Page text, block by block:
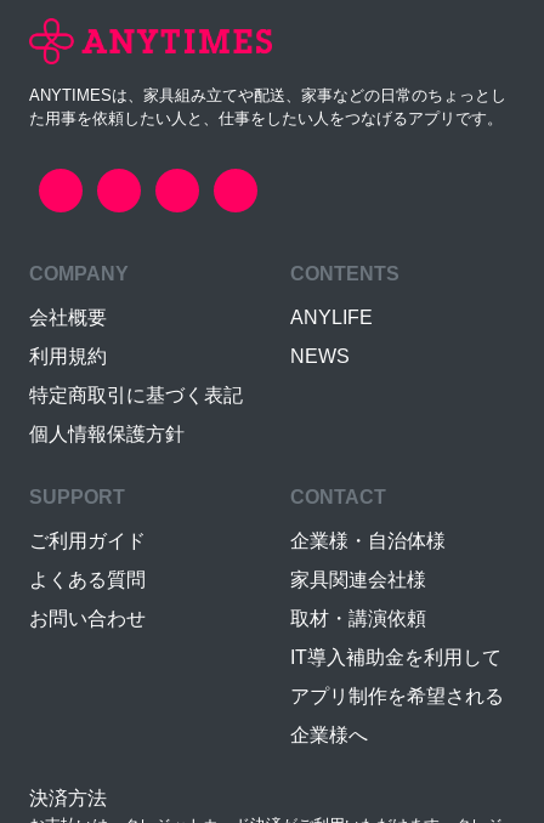
ANYTIMESは、家具組み立てや配送、家事などの日常のちょっとし
た用事を依頼したい人と、仕事をしたい人をつなげるアプリです。
COMPANY
会社概要
利用規約
特定商取引に基づく表記
個人情報保護方針
CONTENTS
ANYLIFE
NEWS
SUPPORT
ご利用ガイド
よくある質問
お問い合わせ
CONTACT
企業様・自治体様
家具関連会社様
取材・講演依頼
IT導入補助金を利用して
アプリ制作を希望される
企業様へ
決済方法